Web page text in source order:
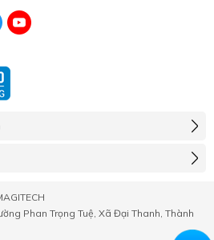
Phan Trọng Tuệ, Xã Đại Thanh, Thành